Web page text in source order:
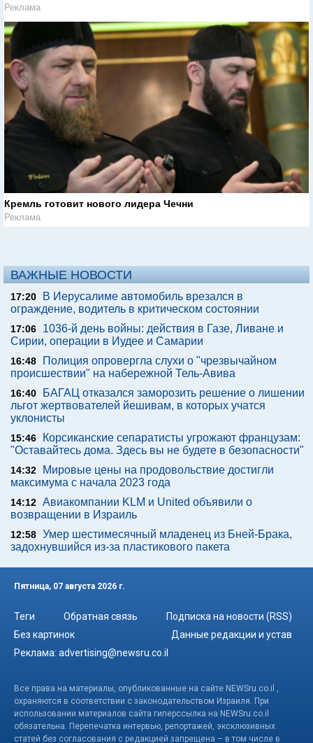
Реклама
Кремль готовит нового лидера Чечни
Реклама
ВАЖНЫЕ НОВОСТИ
17:20
В Иерусалиме автомобиль врезался в
ограждение, водитель в критическом состоянии
17:06
1036-й день войны: действия в Газе, Ливане и
Сирии, операции в Иудее и Самарии
16:48
Полиция опровергла слухи о "чрезвычайном
происшествии" на набережной Тель-Авива
16:40
БАГАЦ отказался заморозить решение о лишении
льгот жертвователей йешивам, в которых учатся
уклонисты
15:46
Корсиканские сепаратисты угрожают французам:
"Оставайтесь дома. Здесь вы не будете в безопасности"
14:32
Мировые цены на продовольствие достигли
максимума с начала 2023 года
14:12 Авиакомпании KLM и United объявили о
возвращении в Израиль
12:58 Умер шестимесячный младенец из Бней-Брака,
задохнувшийся из-за пластикового пакета
Пятница, 07 августа 2026 г.
Теги Обратная связь
Подписка на новости (RSS)
Без картинок
Данные редакции и устав
Реклама: advertising@newsru.co.il
Все права на материалы, опубликованные на сайте NEWSru.co.il ,
охраняются в соответствии с законодательством Израиля. При
использовании материалов сайта гиперссылка на NEWSru.co.il
обязательна. Перепечатка интервью, репортажей, эксклюзивных
статей без согласования с редакцией запрещена – в том числе в